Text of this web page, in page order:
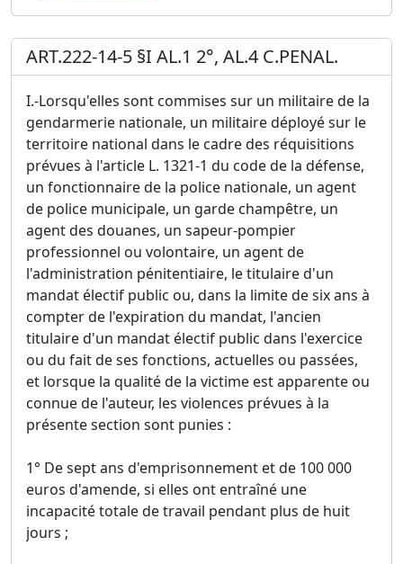
ART.222-14-5 §I AL.1 2°, AL.4 C.PENAL.
I.-Lorsqu'elles sont commises sur un militaire de la
gendarmerie nationale, un militaire déployé sur le
territoire national dans le cadre des réquisitions
prévues à l'article L. 1321-1 du code de la défense,
un fonctionnaire de la police nationale, un agent
de police municipale, un garde champêtre, un
agent des douanes, un sapeur-pompier
professionnel ou volontaire, un agent de
l'administration pénitentiaire, le titulaire d'un
mandat électif public ou, dans la limite de six ans à
compter de l'expiration du mandat, l'ancien
titulaire d'un mandat électif public dans l'exercice
ou du fait de ses fonctions, actuelles ou passées,
et lorsque la qualité de la victime est apparente ou
connue de l'auteur, les violences prévues à la
présente section sont punies :
1° De sept ans d'emprisonnement et de 100 000
euros d'amende, si elles ont entraîné une
incapacité totale de travail pendant plus de huit
jours ;